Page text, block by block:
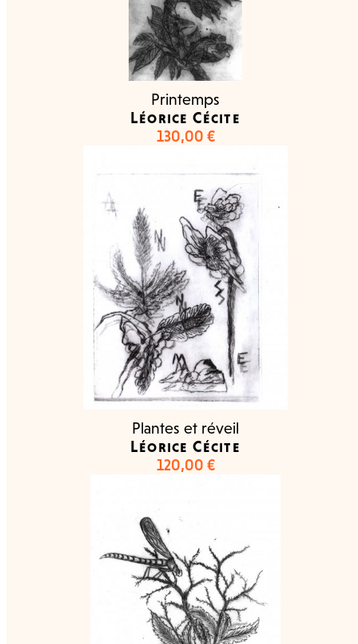
Printemps
Léorice Cécite
130,00 €
Plantes et réveil
Léorice Cécite
120,00 €